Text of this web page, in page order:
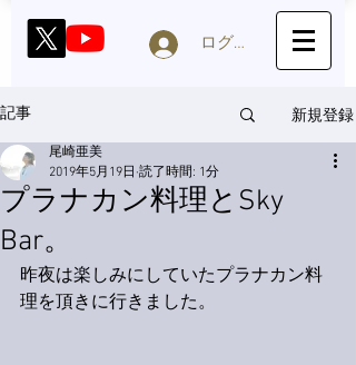
ログイン
記事 新規登録
プラナカン料理とSky
Bar。
尾崎亜美
2019年5月19日 読了時間: 1分
昨夜は楽しみにしていたプラナカン料
理を頂きに行きました。